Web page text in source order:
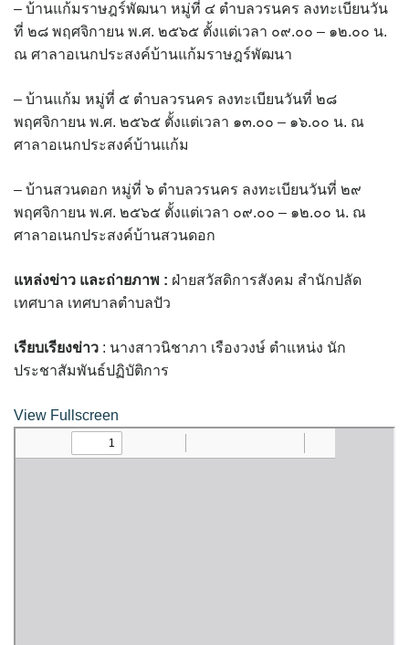
นาต้นบัวโฮมสเตย์
น่านปัว รีสอร์ท
นาเหล่า เก๊าสลี โฮมสเตย์
นาไผ่ปัววิว
บวกบัววิวรีสอร์ท
บ้านกังหัน @ ปัวคอทเทจ
บ้านนาโฮมสเตย์
บ้านปัว ปลายนา
บ้านยลญภา
– บ้านแก้มราษฎร์พัฒนา หมู่ที่ ๔ ตำบลวรนคร ลงทะเบียนวัน
ที่ ๒๘ พฤศจิกายน พ.ศ. ๒๕๖๕ ตั้งแต่เวลา ๐๙.๐๐ – ๑๒.๐๐ น.
ณ ศาลาอเนกประสงค์บ้านแก้มราษฎร์พัฒนา
– บ้านแก้ม หมู่ที่ ๕ ตำบลวรนคร ลงทะเบียนวันที่ ๒๘
พฤศจิกายน พ.ศ. ๒๕๖๕ ตั้งแต่เวลา ๑๓.๐๐ – ๑๖.๐๐ น. ณ
ศาลาอเนกประสงค์บ้านแก้ม
– บ้านสวนดอก หมู่ที่ ๖ ตำบลวรนคร ลงทะเบียนวันที่ ๒๙
พฤศจิกายน พ.ศ. ๒๕๖๕ ตั้งแต่เวลา ๐๙.๐๐ – ๑๒.๐๐ น. ณ
ศาลาอเนกประสงค์บ้านสวนดอก
แหล่งข่าว และถ่ายภาพ : ฝ่ายสวัสดิการสังคม สำนักปลัด
เทศบาล เทศบาลตำบลปัว
เรียบเรียงข่าว : นางสาวนิชาภา เรืองวงษ์ ตำแหน่ง นัก
ประชาสัมพันธ์ปฏิบัติการ
View Fullscreen